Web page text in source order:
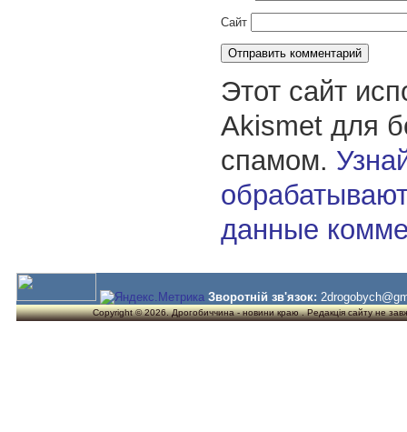
Сайт
Этот сайт
Akismet для
спамом.
данные
Зворотній зв'язок:
Copyright © 2026. Дрогобиччина - новини краю . Редакція сайту не